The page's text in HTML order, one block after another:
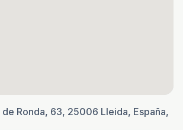
de Ronda, 63, 25006 Lleida, España,